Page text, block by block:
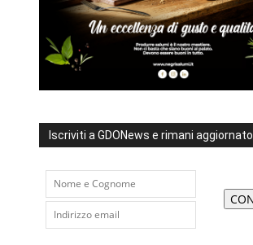
Iscriviti a GDONews e rimani aggiornato